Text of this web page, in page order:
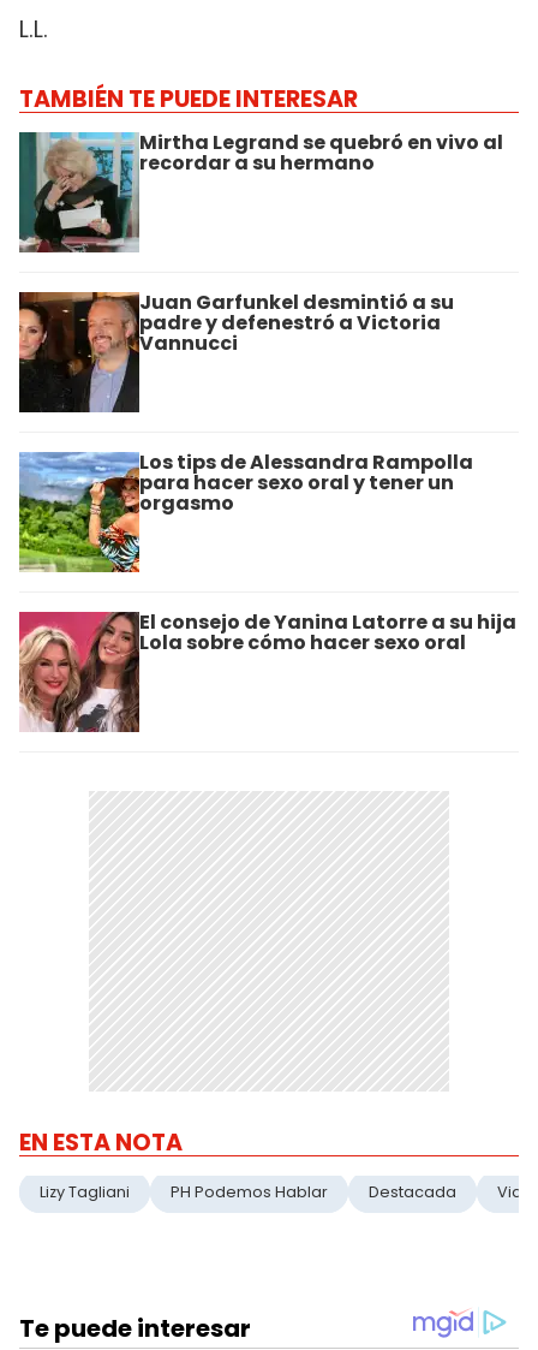
L.L.
TAMBIÉN TE PUEDE INTERESAR
Mirtha Legrand se quebró en vivo al
recordar a su hermano
Juan Garfunkel desmintió a su
padre y defenestró a Victoria
Vannucci
Los tips de Alessandra Rampolla
para hacer sexo oral y tener un
orgasmo
El consejo de Yanina Latorre a su hija
Lola sobre cómo hacer sexo oral
EN ESTA NOTA
Lizy Tagliani PH Podemos Hablar Destacada